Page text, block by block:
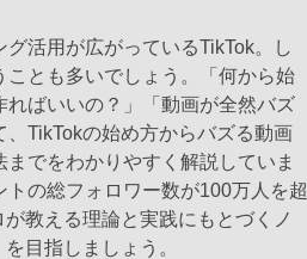
活用が広がっているTikTok。し
とも多いでしょう。「何から始
ばいいの？」「動画が全然バズ
TikTokの始め方からバズる動画
でをわかりやすく解説していま
の総フォロワー数が100万人を超
教える理論と実践にもとづくノ
目指しましょう。